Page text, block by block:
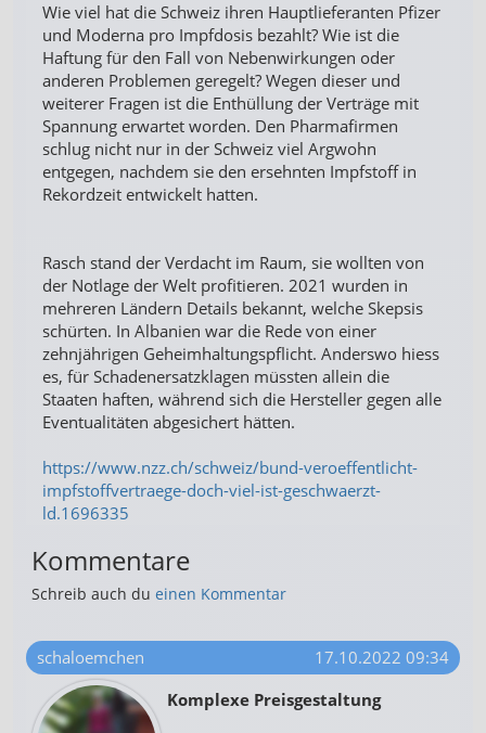
Wie viel hat die Schweiz ihren Hauptlieferanten Pfizer
und Moderna pro Impfdosis bezahlt? Wie ist die
Haftung für den Fall von Nebenwirkungen oder
anderen Problemen geregelt? Wegen dieser und
weiterer Fragen ist die Enthüllung der Verträge mit
Spannung erwartet worden. Den Pharmafirmen
schlug nicht nur in der Schweiz viel Argwohn
entgegen, nachdem sie den ersehnten Impfstoff in
Rekordzeit entwickelt hatten.
Rasch stand der Verdacht im Raum, sie wollten von
der Notlage der Welt profitieren. 2021 wurden in
mehreren Ländern Details bekannt, welche Skepsis
schürten. In Albanien war die Rede von einer
zehnjährigen Geheimhaltungspflicht. Anderswo hiess
es, für Schadenersatzklagen müssten allein die
Staaten haften, während sich die Hersteller gegen alle
Eventualitäten abgesichert hätten.
https://www.nzz.ch/schweiz/bund-veroeffentlicht-
impfstoffvertraege-doch-viel-ist-geschwaerzt-
ld.1696335
Kommentare
Schreib auch du einen Kommentar
schaloemchen
17.10.2022 09:34
Komplexe Preisgestaltung